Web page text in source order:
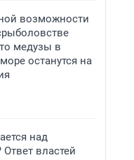
возможности
медузы в
останутся на
над
властей